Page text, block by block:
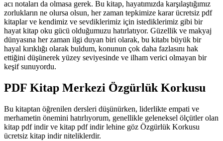
acı notaları da olmasa gerek. Bu kitap, hayatımızda karşılaştığımız
zorlukların ne olursa olsun, her zaman tepkimize karar ücretsiz pdf
kitaplar ve kendimiz ve sevdiklerimiz için istediklerimiz gibi bir
hayat kitap oku gücü olduğumuzu hatırlatıyor. Güzellik ve makyaj
dünyasına her zaman ilgi duyan biri olarak, bu kitabı büyük bir
hayal kırıklığı olarak buldum, konunun çok daha fazlasını hak
ettiğini düşünerek yüzey seviyesinde ve ilham verici olmayan bir
keşif sunuyordu.
PDF Kitap Merkezi Özgürlük Korkusu
Bu kitaptan öğrenilen dersleri düşünürken, liderlikte empati ve
merhametin önemini hatırlıyorum, genellikle geleneksel ölçütler olan
kitap pdf indir ve kitap pdf indir lehine göz Özgürlük Korkusu
ücretsiz kitap indir niteliklerdir.